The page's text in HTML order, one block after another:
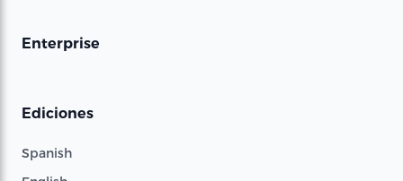
Enterprise
Ediciones
Spanish